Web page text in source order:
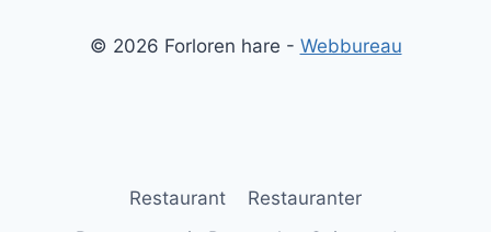
© 2026 Forloren hare - Webbureau
Restaurant
Restauranter